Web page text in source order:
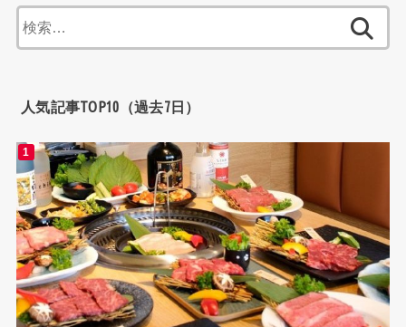
索:
人気記事TOP10（過去7日）